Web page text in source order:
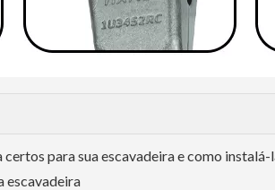
para sua escavadeira e como
escavadeira